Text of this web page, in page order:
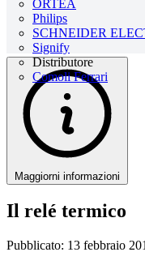
ORTEA
Philips
SCHNEIDER
Signify
Distributore
Comoli Ferrari
Maggiorni informazioni
Il relé termico
Pubblicato: 13 febbraio